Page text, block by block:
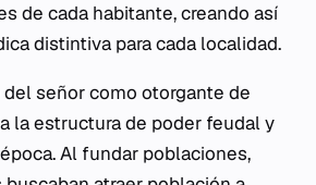
de cada habitante, creando así
distintiva para cada localidad.
del señor como otorgante de
la estructura de poder feudal y
Al fundar poblaciones,